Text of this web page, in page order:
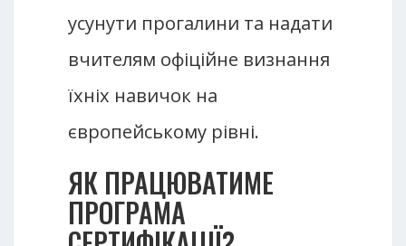
усунути прогалини та надати
вчителям офіційне визнання
їхніх навичок на
європейському рівні.
ЯК ПРАЦЮВАТИМЕ
ПРОГРАМА